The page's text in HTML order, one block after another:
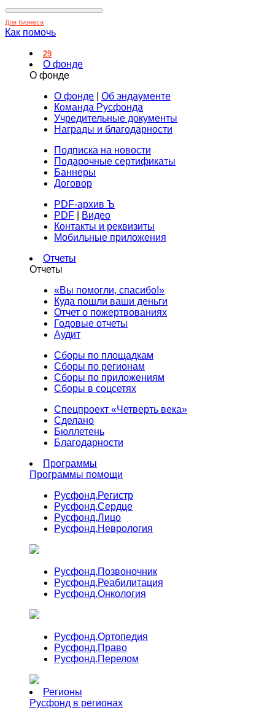
Для бизнеса
Как помочь
29
О фонде
О фонде
О фонде
Об эндаументе
Команда Русфонда
Учредительные документы
Награды и благодарности
Подписка на новости
Подарочные сертификаты
Баннеры
Договор
PDF-архив Ъ
PDF
Видео
Контакты и реквизиты
Мобильные приложения
Отчеты
Отчеты
«Вы помогли, спасибо!»
Куда пошли ваши деньги
Отчет о пожертвованиях
Годовые отчеты
Аудит
Сборы по площадкам
Сборы по регионам
Сборы по приложениям
Сборы в соцсетях
Спецпроект «Четверть века»
Сделано
Бюллетень
Благодарности
Программы
Программы помощи
Русфонд.Регистр
Русфонд.Сердце
Русфонд.Лицо
Русфонд.Неврология
Русфонд.Позвоночник
Русфонд.Реабилитация
Русфонд.Онкология
Русфонд.Ортопедия
Русфонд.Право
Русфонд.Перелом
Регионы
Русфонд в регионах